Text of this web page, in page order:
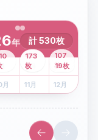
年 計530枚
3月
43
枚
4月
107
枚
月 7月
173
枚
8月
19枚
月 11月 12月